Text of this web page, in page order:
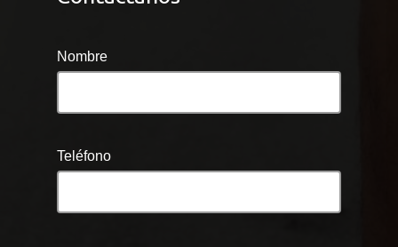
Nombre
Teléfono